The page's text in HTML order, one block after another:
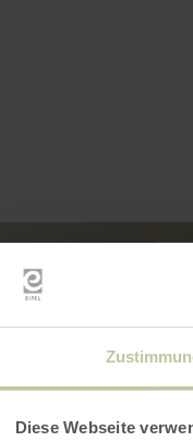
Diese Webseite